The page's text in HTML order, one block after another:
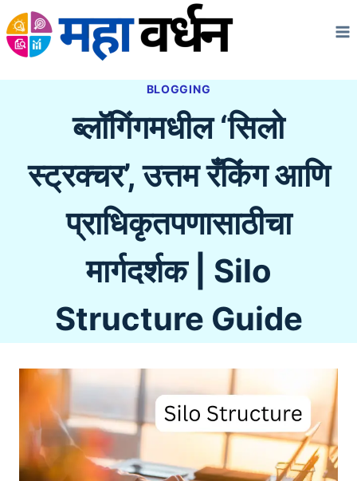
Skip
to
BLOGGING
ब्लॉगिंगमधील ‘सिलो
स्ट्रक्चर’, उत्तम रँकिंग आणि
प्राधिकृतपणासाठीचा
मार्गदर्शक | Silo
Structure Guide